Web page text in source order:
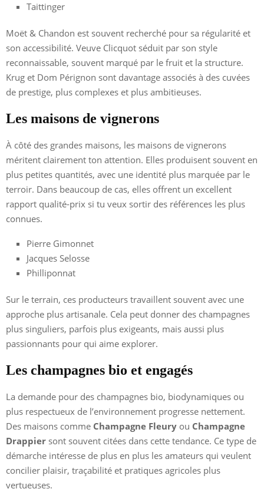
Taittinger
Moët & Chandon est souvent recherché pour sa régularité et
son accessibilité. Veuve Clicquot séduit par son style
reconnaissable, souvent marqué par le fruit et la structure.
Krug et Dom Pérignon sont davantage associés à des cuvées
de prestige, plus complexes et plus ambitieuses.
Les maisons de vignerons
À côté des grandes maisons, les maisons de vignerons
méritent clairement ton attention. Elles produisent souvent en
plus petites quantités, avec une identité plus marquée par le
terroir. Dans beaucoup de cas, elles offrent un excellent
rapport qualité-prix si tu veux sortir des références les plus
connues.
Pierre Gimonnet
Jacques Selosse
Philliponnat
Sur le terrain, ces producteurs travaillent souvent avec une
approche plus artisanale. Cela peut donner des champagnes
plus singuliers, parfois plus exigeants, mais aussi plus
passionnants pour qui aime explorer.
Les champagnes bio et engagés
La demande pour des champagnes bio, biodynamiques ou
plus respectueux de l’environnement progresse nettement.
Des maisons comme Champagne Fleury ou Champagne
Drappier sont souvent citées dans cette tendance. Ce type de
démarche intéresse de plus en plus les amateurs qui veulent
concilier plaisir, traçabilité et pratiques agricoles plus
vertueuses.